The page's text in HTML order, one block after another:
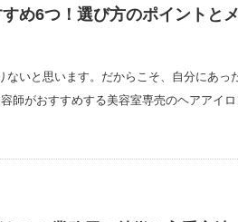
め6つ！選び方のポイントと
いと思います。だからこそ、自分にあっ
師がおすすめする美容室専売のヘアアイ